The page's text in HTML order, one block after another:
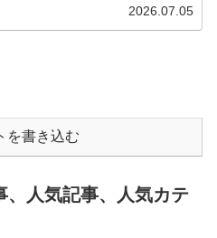
2026.07.05
を書き込む
、人気記事、人気カテ